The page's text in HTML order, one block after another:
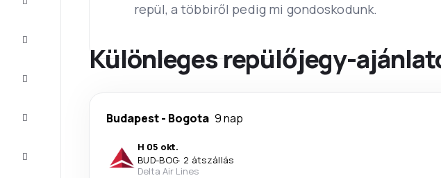
repül, a többiről pedig mi gondoskodunk.
Különleges repülőjegy-
Budapest- Bogota 9 nap
H 05 okt.
BUD-BOG· 2 átszállás
Delta Air Lines